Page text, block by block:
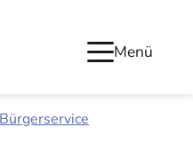
Menü
Bürgerservice